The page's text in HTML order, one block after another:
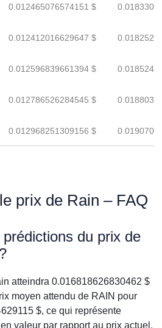
0.012465076574151 $
0.012412016629647 $
0.012596839661394 $
0.012786526284545 $
0.012968251309156 $
prix de Rain – FAQ
du prix de
atteindra 0.016818626830462 $
moyen attendu de RAIN pour
$, ce qui représente
valeur par rapport au prix actuel.